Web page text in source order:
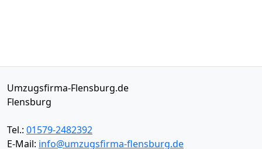
Umzugsfirma-Flensburg.de
Flensburg
Tel.: 01579-2482392
E-Mail: info@umzugsfirma-flensburg.de